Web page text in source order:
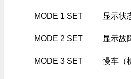
MODE 1 SET 显示状
MODE 2 SET 显示故
MODE 3 SET 慢车（机